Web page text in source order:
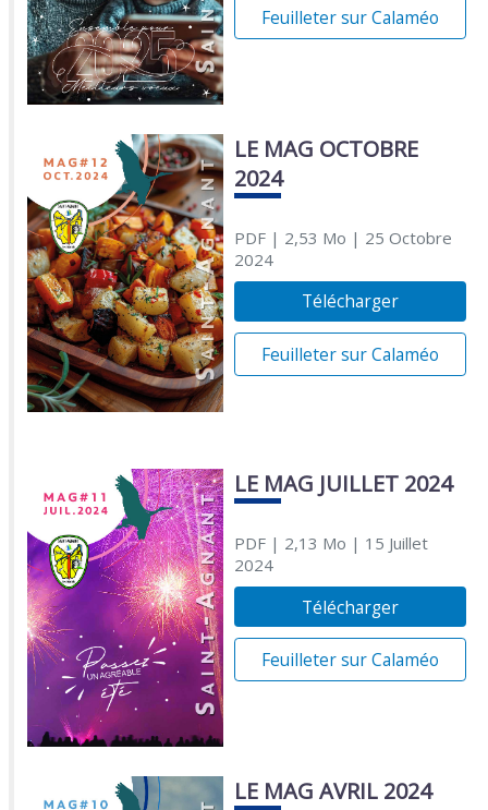
Feuilleter sur Calaméo
LE MAG OCTOBRE
2024
PDF| 2,53 Mo | 25 Octobre
2024
Télécharger
Feuilleter sur Calaméo
LE MAG JUILLET 2024
PDF| 2,13 Mo | 15 Juillet
2024
Télécharger
Feuilleter sur Calaméo
LE MAG AVRIL 2024